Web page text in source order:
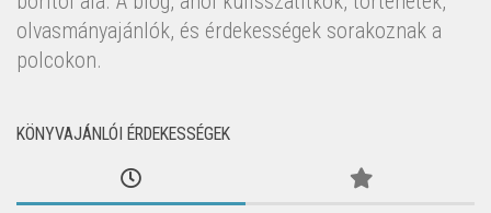
olvasmányajánlók, és érdekességek sorakoznak a
polcokon.
KÖNYVAJÁNLÓI ÉRDEKESSÉGEK